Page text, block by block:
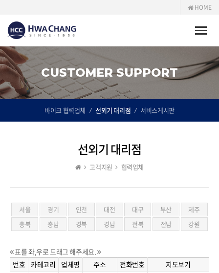
HOME
Toggle
CUSTOMER SUPPORT
바이크 협력업체 선외기 대리점 서비스게시판
선외기 대리점
고객지원 협력업체
서울 경기 인천 대전 대구 부산
제주
충북
충남 경북 경남 전북 전남 강원
표를 좌,우로 드래그 해주세요.
번호
카테고리 업체명 주소 전화번호 지도보기